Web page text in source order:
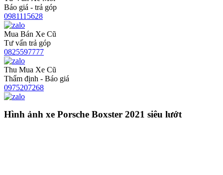
Báo giá - trả góp
0981115628
Mua Bán Xe Cũ
Tư vấn trả góp
0825597777
Thu Mua Xe Cũ
Thẩm định - Báo giá
0975207268
Hình ảnh xe Porsche Boxster 2021 siêu lướt